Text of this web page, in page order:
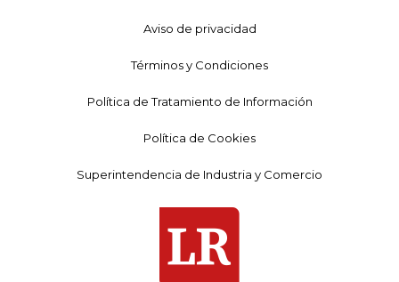
Aviso de privacidad
Términos y Condiciones
Política de Tratamiento de Información
Política de Cookies
Superintendencia de Industria y Comercio